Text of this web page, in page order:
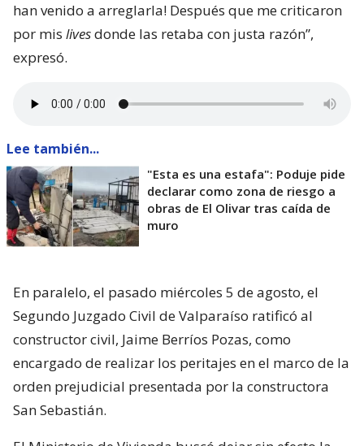
han venido a arreglarla! Después que me criticaron
por mis livesdonde las retaba con justa razón”,
expresó.
Lee también...
"Esta es una estafa": Poduje pide
declarar como zona de riesgo a
obras de El Olivar tras caída de
muro
En paralelo, el pasado miércoles 5 de agosto, el
Segundo Juzgado Civil de Valparaíso ratificó al
constructor civil, Jaime Berríos Pozas, como
encargado de realizar los peritajes en el marco de la
orden prejudicial presentada por la constructora
San Sebastián.